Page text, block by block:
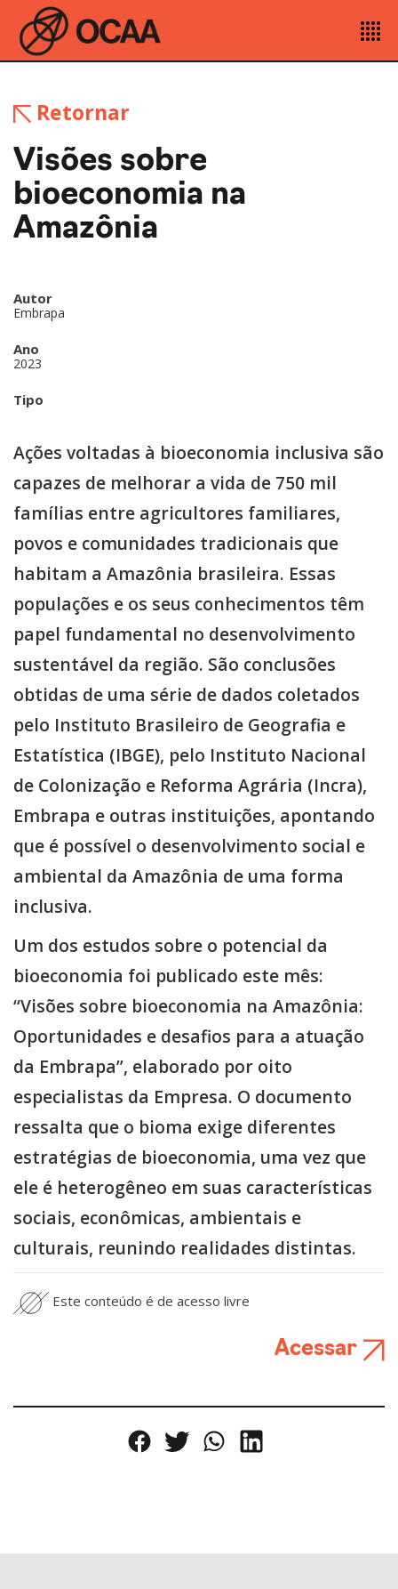
Retornar
Visões sobre
bioeconomia na
Amazônia
Autor
Embrapa
Ano
2023
Tipo
Ações voltadas à bioeconomia inclusiva são
capazes de melhorar a vida de 750 mil
famílias entre agricultores familiares,
povos e comunidades tradicionais que
habitam a Amazônia brasileira. Essas
populações e os seus conhecimentos têm
papel fundamental no desenvolvimento
sustentável da região. São conclusões
obtidas de uma série de dados coletados
pelo Instituto Brasileiro de Geografia e
Estatística (IBGE), pelo Instituto Nacional
de Colonização e Reforma Agrária (Incra),
Embrapa e outras instituições, apontando
que é possível o desenvolvimento social e
ambiental da Amazônia de uma forma
inclusiva.
Um dos estudos sobre o potencial da
bioeconomia foi publicado este mês:
“Visões sobre bioeconomia na Amazônia:
Oportunidades e desafios para a atuação
da Embrapa”, elaborado por oito
especialistas da Empresa. O documento
ressalta que o bioma exige diferentes
estratégias de bioeconomia, uma vez que
ele é heterogêneo em suas características
sociais, econômicas, ambientais e
culturais, reunindo realidades distintas.
Este conteúdo é de acesso livre
Acessar